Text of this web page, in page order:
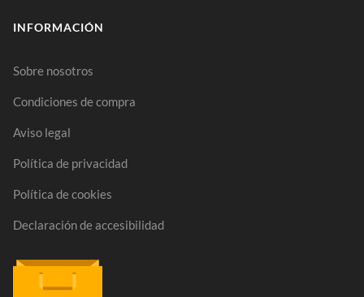
INFORMACIÓN
Sobre nosotros
Condiciones de compra
Aviso legal
Política de privacidad
Política de cookies
Declaración de accesibilidad